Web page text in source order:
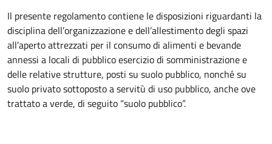
Il presente regolamento contiene le disposizioni riguardanti la
disciplina dell’organizzazione e dell’allestimento degli spazi
all’aperto attrezzati per il consumo di alimenti e bevande
annessi a locali di pubblico esercizio di somministrazione e
delle relative strutture, posti su suolo pubblico, nonché su
suolo privato sottoposto a servitù di uso pubblico, anche ove
trattato a verde, di seguito “suolo pubblico”.